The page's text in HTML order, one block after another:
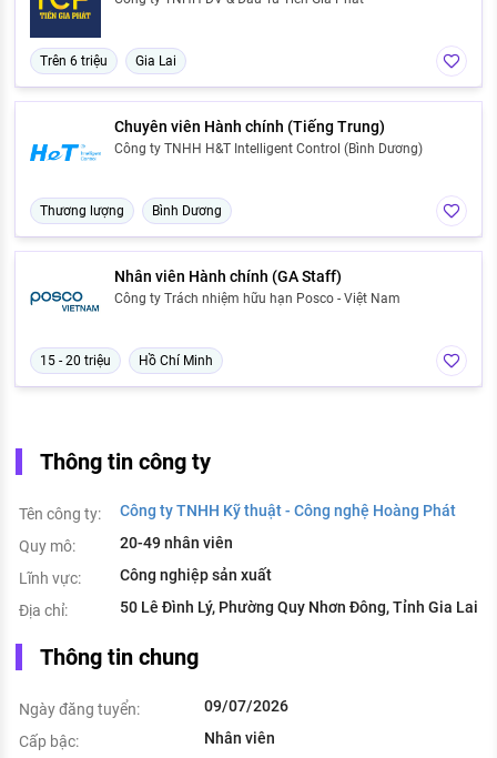
Trên 6 triệu Gia Lai
Chuyên viên Hành chính (Tiếng Trung)
Công ty TNHH H&T Intelligent Control (Bình Dương)
Thương lượng Bình Dương
Nhân viên Hành chính (GA Staff)
Công ty Trách nhiệm hữu hạn Posco - Việt Nam
15 - 20 triệu Hồ Chí Minh
Thông tin công ty
Tên công ty:
Công ty TNHH Kỹ thuật - Công nghệ Hoàng Phát
Quy mô:
20-49 nhân viên
Lĩnh vực:
Công nghiệp sản xuất
Địa chỉ:
50 Lê Đình Lý, Phường Quy Nhơn Đông, Tỉnh Gia Lai
Thông tin chung
Ngày đăng tuyển:
09/07/2026
Cấp bậc:
Nhân viên